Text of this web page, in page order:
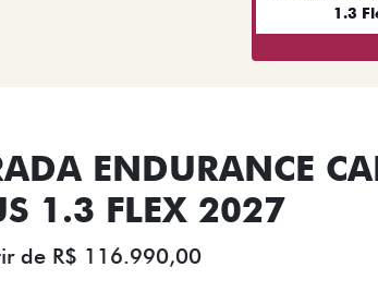
1.3
ENDURANCE
1.3 FLEX 2027
de R$ 116.990,00